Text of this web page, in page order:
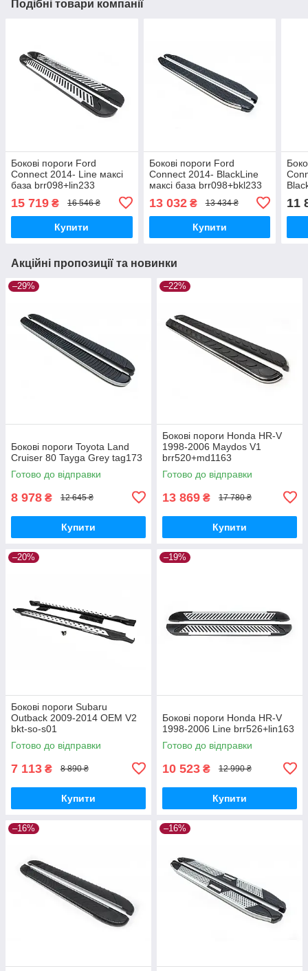
Подібні товари компанії
Бокові пороги Ford
Connect 2014- Line максі
база brr098+lin233
15 719 ₴ 16 546 ₴
Купити
Бокові пороги Ford
Connect 2014- BlackLine
максі база brr098+bkl233
13 032₴ 13 434 ₴
Купити
11
Акційні пропозиції та новинки
–29%
Бокові пороги Toyota Land
Cruiser 80 Tayga Grey tag173
Готово до відправки
8 978 ₴ 12 645 ₴
Купити
–22%
Бокові пороги Honda HR-V
1998-2006 Maydos V1
brr520+md1163
Готово до відправки
13 869 ₴ 17 780 ₴
Купити
–20%
Бокові пороги Subaru
Outback 2009-2014 OEM V2
bkt-so-s01
Готово до відправки
7 113 ₴ 8 890 ₴
Купити
–19%
Бокові пороги Honda HR-V
1998-2006 Line brr526+lin163
Готово до відправки
10 523 ₴ 12 990 ₴
Купити
–16% –16%